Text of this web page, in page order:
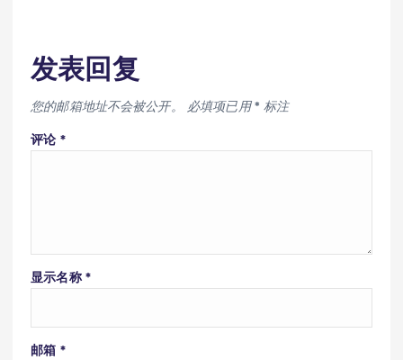
发表回复
您的邮箱地址不会被公开。 必填项已用* 标注
评论 *
显示名称 *
邮箱 *